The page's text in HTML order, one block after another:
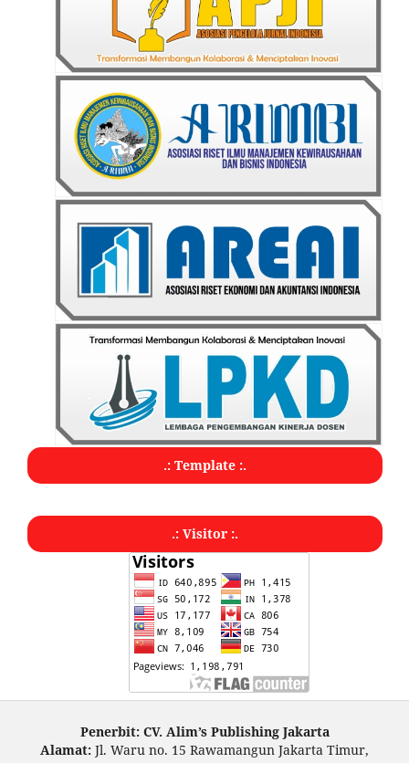
.: Template :.
.: Visitor :.
Penerbit: CV. Alim’s Publishing Jakarta
Alamat: Jl. Waru no. 15 Rawamangun Jakarta Timur,